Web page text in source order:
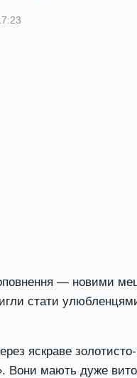
— новими
стати
яскраве
Вони мають дуже